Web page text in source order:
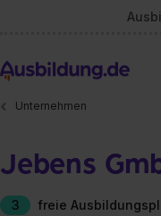
Unternehmen
Jebens
3
freie